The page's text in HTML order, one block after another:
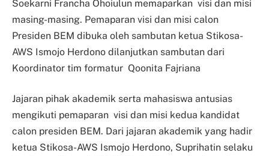
Soekarni Francha Ohoiulun memaparkan visi dan misi
masing-masing. Pemaparan visi dan misi calon
Presiden BEM dibuka oleh sambutan ketua Stikosa-
AWS Ismojo Herdono dilanjutkan sambutan dari
Koordinator tim formatur Qoonita Fajriana
Jajaran pihak akademik serta mahasiswa antusias
mengikuti pemaparan visi dan misi kedua kandidat
calon presiden BEM. Dari jajaran akademik yang hadir
ketua Stikosa-AWS Ismojo Herdono, Suprihatin selaku